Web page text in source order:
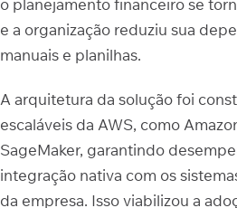
o planejamento financeiro se
e a organização reduziu sua
manuais e planilhas.
A arquitetura da solução foi
escaláveis da AWS, como
SageMaker, garantindo
integração nativa com os
da empresa. Isso viabilizou a